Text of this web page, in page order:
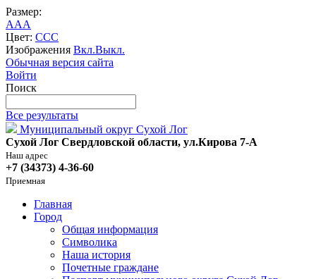
Размер:
AAA
Цвет: CCC
Изображения Вкл.Выкл.
Обычная версия сайта
Войти
Поиск
Все результаты
Муниципальный округ Сухой Лог
Сухой Лог Свердловской области, ул.Кирова 7-А
Наш адрес
+7 (34373) 4-36-60
Приемная
Главная
Город
Общая информация
Символика
Наша история
Почетные граждане